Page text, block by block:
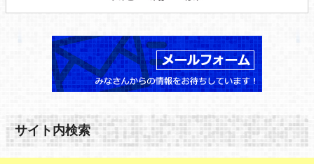
サイト内検索